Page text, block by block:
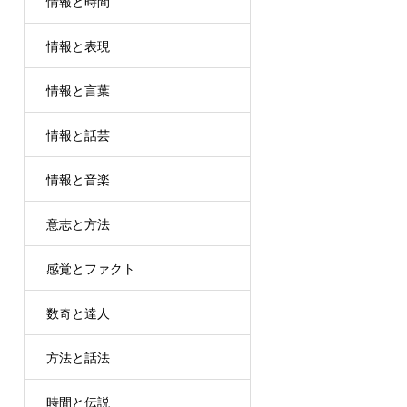
情報と表現
情報と言葉
情報と話芸
情報と音楽
意志と方法
感覚とファクト
数奇と達人
方法と話法
時間と伝説